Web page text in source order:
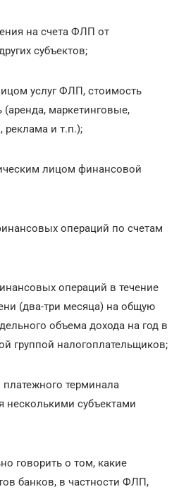
на счета ФЛП от
субъектов;
услуг ФЛП, стоимость
маркетинговые,
и т.п.);
лицом финансовой
операций по счетам
операций в течение
(два-три месяца) на общую
объема дохода на год в
группой налогоплательщиков;
терминала
несколькими субъектами
говорить о том, какие
банков, в частности ФЛП,